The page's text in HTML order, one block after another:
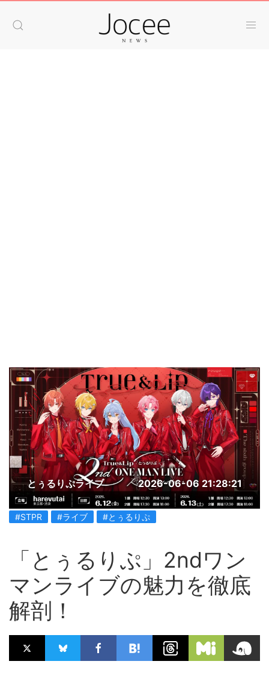
とぅるりぷライブ 2026-06-06 21:28:21
#STPR #ライブ #とぅるりぷ
「とぅるりぷ」2ndワン
マンライブの魅力を徹底
解剖！